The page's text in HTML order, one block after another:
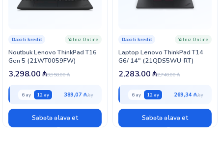
Noutbuk Lenovo ThinkPad T16
Gen 5 (21WT0059FW)
Daxili kredit Yalnız Online
3,958.00₼
3,298.00₼
6 ay 12 ay 389,07 ₼
Səbətə əlavə et
Laptop Lenovo ThinkPad T14
G6/ 14″ (21QDS5WU-RT)
Daxili kredit Yalnız Online
2,740.00₼
2,283.00₼
6 ay 12 ay 269,34 ₼
Səbətə əlavə et